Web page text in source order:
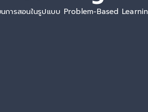
การสอนในรูปแบบ Problem-Based